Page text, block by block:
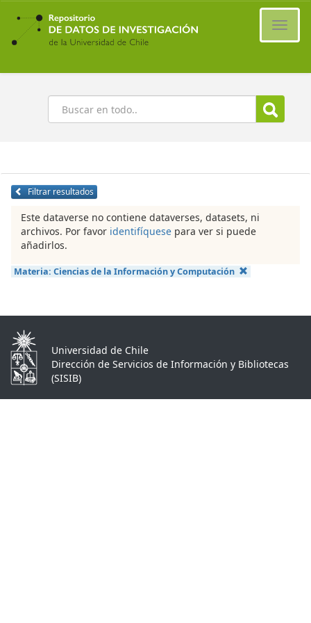
Ir
contenido
principal
Buscar
Filtrar resultados
Este dataverse no contiene dataverses, datasets, ni
archivos. Por favor identifíquese para ver si puede
añadirlos.
Materia: Ciencias de la Información y Computación
Universidad de Chile
Dirección de Servicios de Información y Bibliotecas
(SISIB)